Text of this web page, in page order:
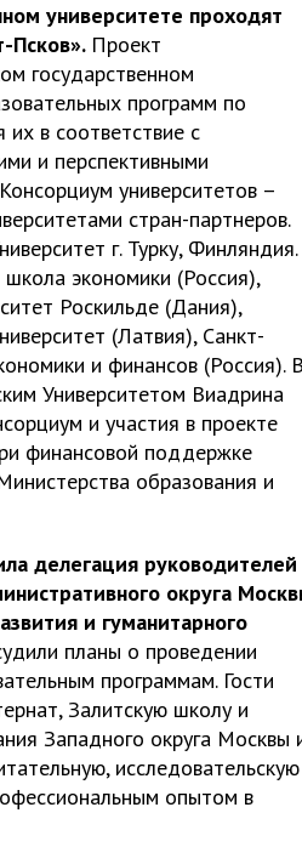
университете проходят
Псков». Проект
государственном
программ по
в соответствие с
и перспективными
университетов –
стран-партнеров.
г. Турку, Финляндия.
экономики (Россия),
Роскильде (Дания),
(Латвия), Санкт-
и финансов (Россия). В
Университетом Виадрина
и участия в проекте
финансовой поддержке
образования и
делегация руководителей
округа
и гуманитарного
планы о проведении
программам. Гости
Залитскую школу и
Западного округа Москвы
исследовательскую
опытом в